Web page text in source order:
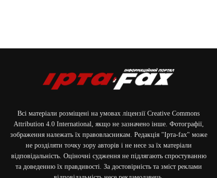
Всі матеріали розміщені на умовах ліцензії Creative Commons
Attribution 4.0 International, якщо не зазначено інше. Фотографії,
зображення належать їх правовласникам. Редакція "Ірта-fax" може
не розділяти точку зору авторів і не несе за їх матеріали
відповідальність. Оціночні судження не підлягають спростуванню
та доведенню їх правдивості. За достовірність та зміст реклами